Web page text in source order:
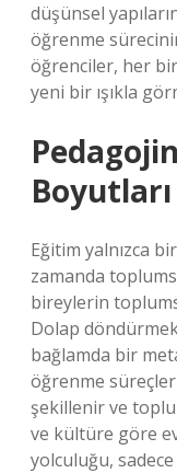
düşünsel
öğrenme
öğrenciler, her
yeni bir ışıkla
Boyutları
Eğitim yalnızca
zamanda
bireylerin
Dolap
bağlamda bir
öğrenme
şekillenir ve
ve kültüre göre
yolculuğu,